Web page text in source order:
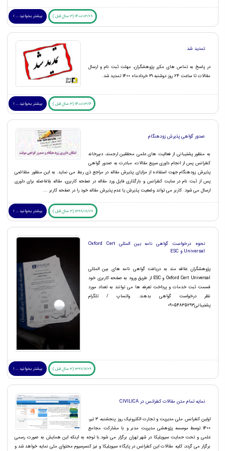
1400/03/28 (3 سال قبل ) بیشتر بخوانید ... !
تمدید شد
در پاسخ به تماس های مکرر پژوهشگران، مهلت ثبت نام و ارسال
مقالات تا ساعت 24 روز دوشنبه 31 خردادماه 1400 تمدید شد.
1400/03/16 (3 سال قبل ) بیشتر بخوانید ... !
صدور گواهی پذیرش زودهنگام
به منظور پشتیبانی از فعالیت های علمی محققین ارجمند، دبیرخانه
کنفرانس پس از انجام داوری سریع مقالات، مبادرت به صدور گواهی
پذیرش زودهنگام جهت استفاده از مزایای پذیرش مقاله در مراجع ذی ربط می نماید. به این منظور متقاضی
پس از ثبت نام در سایت کنفرانس و بارگذاری فایل ورد مقاله در صفحه کاربری، مقاله بلافاصله برای داوری
ارسال می شود. کاربر می تواند وضعیت پذیرش یا عدم پذیرش مقاله خود را در صفحه کاربر ...
1399/09/27 (3 سال قبل ) بیشتر بخوانید ... !
نحوه درخواست گواهی نامه بین المللی Oxford Cert
Universal و ESC
پژوهشگران علاقه مند به دریافت گواهی نامه های بین المللی
Oxford Cert Universal و ESC از طریق ورود به صفحه کاربری خود
قسمت ثبت خدمات و پرداخت تعرفه ها می توانند به تعداد مورد
نظر درخواست گواهی بدهند. واتساپ / تلگرام
پشتیبانی09054835293
1399/11/29 (3 سال قبل ) بیشتر بخوانید ... !
نمایه تمام متن مقالات کنفرانس در CIVILICA
اولین کنفرانس ملی مدیریت و تجارت الکترونیک روز پنجشنبه، 3 تیر،
1400 توسط موسسه پژوهشی مدیریت مدبر و با مشارکت مجامع
علمی و تحت حمایت سیویلیکا در شهر تهران برگزار می شود.با توجه به اینکه این همایش به صورت رسمی
برگزار می گردد، کلیه مقالات این کنفرانس در پایگاه سیویلیکا و نیز کنسرسیوم محتوای ملی نمایه خواهد شد و